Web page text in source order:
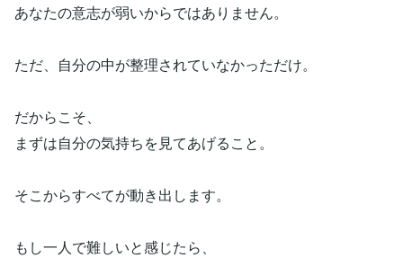
あなたの意志が弱いからではありません。
ただ、自分の中が整理されていなかっただけ。
だからこそ、
まずは自分の気持ちを見てあげること。
そこからすべてが動き出します。
もし一人で難しいと感じたら、